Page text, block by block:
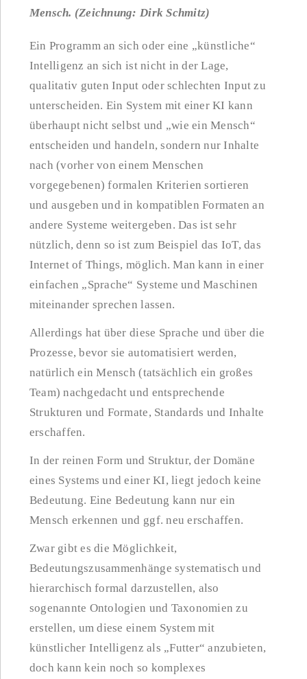
Mensch. (Zeichnung: Dirk Schmitz)
Ein Programm an sich oder eine „künstliche“
Intelligenz an sich ist nicht in der Lage,
qualitativ guten Input oder schlechten Input zu
unterscheiden. Ein System mit einer KI kann
überhaupt nicht selbst und „wie ein Mensch“
entscheiden und handeln, sondern nur Inhalte
nach (vorher von einem Menschen
vorgegebenen) formalen Kriterien sortieren
und ausgeben und in kompatiblen Formaten an
andere Systeme weitergeben. Das ist sehr
nützlich, denn so ist zum Beispiel das IoT, das
Internet of Things, möglich. Man kann in einer
einfachen „Sprache“ Systeme und Maschinen
miteinander sprechen lassen.
Allerdings hat über diese Sprache und über die
Prozesse, bevor sie automatisiert werden,
natürlich ein Mensch (tatsächlich ein großes
Team) nachgedacht und entsprechende
Strukturen und Formate, Standards und Inhalte
erschaffen.
In der reinen Form und Struktur, der Domäne
eines Systems und einer KI, liegt jedoch keine
Bedeutung. Eine Bedeutung kann nur ein
Mensch erkennen und ggf. neu erschaffen.
Zwar gibt es die Möglichkeit,
Bedeutungszusammenhänge systematisch und
hierarchisch formal darzustellen, also
sogenannte Ontologien und Taxonomien zu
erstellen, um diese einem System mit
künstlicher Intelligenz als „Futter“ anzubieten,
doch kann kein noch so komplexes